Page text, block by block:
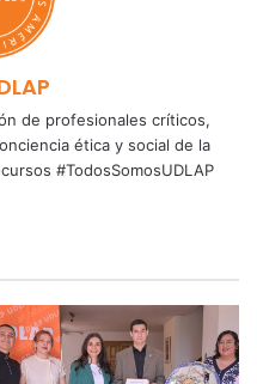
de profesionales críticos,
ética y social de la
#TodosSomosUDLAP